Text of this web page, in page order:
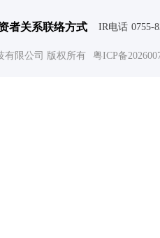
者关系联络方式 IR电话 0755-
有限公司 版权所有 粤ICP备